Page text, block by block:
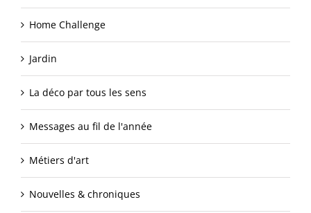
Home Challenge
Jardin
La déco par tous les sens
Messages au fil de l'année
Métiers d'art
Nouvelles & chroniques